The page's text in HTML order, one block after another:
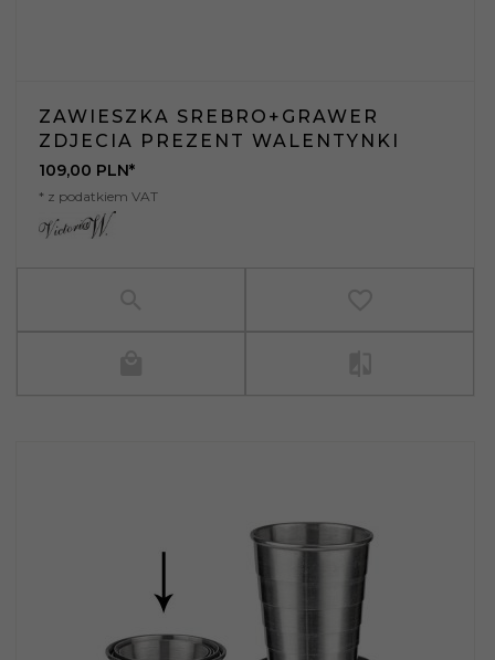
ZAWIESZKA SREBRO+GRAWER
ZDJECIA PREZENT WALENTYNKI
109,00 PLN*
* z podatkiem VAT